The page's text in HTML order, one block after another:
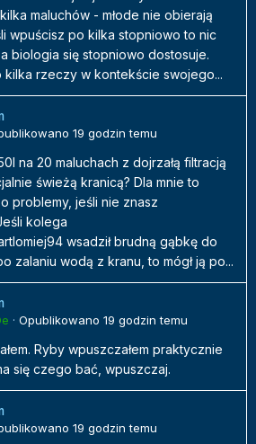
maluchów - młode nie obierają
wpuścisz po kilka stopniowo to nic
biologia się stopniowo dostosuje.
kilka rzeczy w kontekście swojego...
19 godzin temu
na 20 maluchach z dojrzałą filtracją
świeżą kranicą? Dla mnie to
problemy, jeśli nie znasz
kolega
wsadził brudną gąbkę do
zalaniu wodą z kranu, to mógł ją po...
· Opublikowano 19 godzin temu
Ryby wpuszczałem praktycznie
się czego bać, wpuszczaj.
19 godzin temu